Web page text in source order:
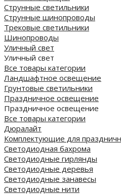
Струнные светильники
Струнные шинопроводы
Трековые светильники
Шинопроводы
Уличный свет
Уличный свет
Все товары категории
Ландшафтное освещение
Грунтовые светильники
Праздничное освещение
Праздничное освещение
Все товары категории
Дюралайт
Комплектующие для
Светодиодная бахрома
Светодиодные гирлянды
Светодиодные деревья
Светодиодные занавесы
Светодиодные нити